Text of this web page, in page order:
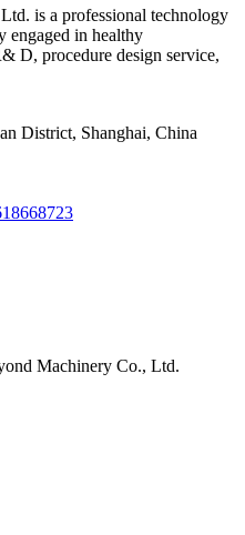
is a professional technology
engaged in healthy
D, procedure design service,
District, Shanghai, China
Machinery Co., Ltd.